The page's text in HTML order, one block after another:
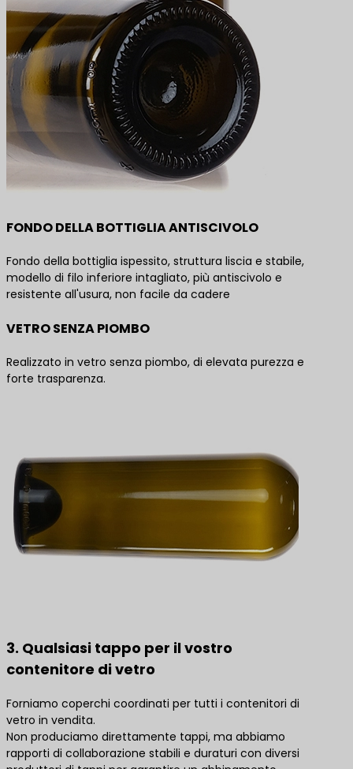
FONDO DELLA BOTTIGLIA ANTISCIVOLO
Fondo della bottiglia ispessito, struttura liscia e stabile,
modello di filo inferiore intagliato, più antiscivolo e
resistente all'usura, non facile da cadere
VETRO SENZA PIOMBO
Realizzato in vetro senza piombo, di elevata purezza e
forte trasparenza.
3. Qualsiasi tappo per il vostro
contenitore di vetro
Forniamo coperchi coordinati per tutti i contenitori di
vetro in vendita.
Non produciamo direttamente tappi, ma abbiamo
rapporti di collaborazione stabili e duraturi con diversi